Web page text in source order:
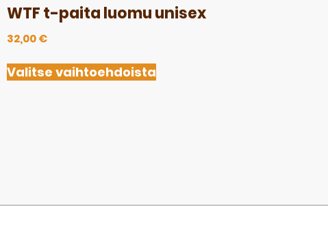
WTF t-paita luomu unisex
32,00€
Valitse vaihtoehdoista